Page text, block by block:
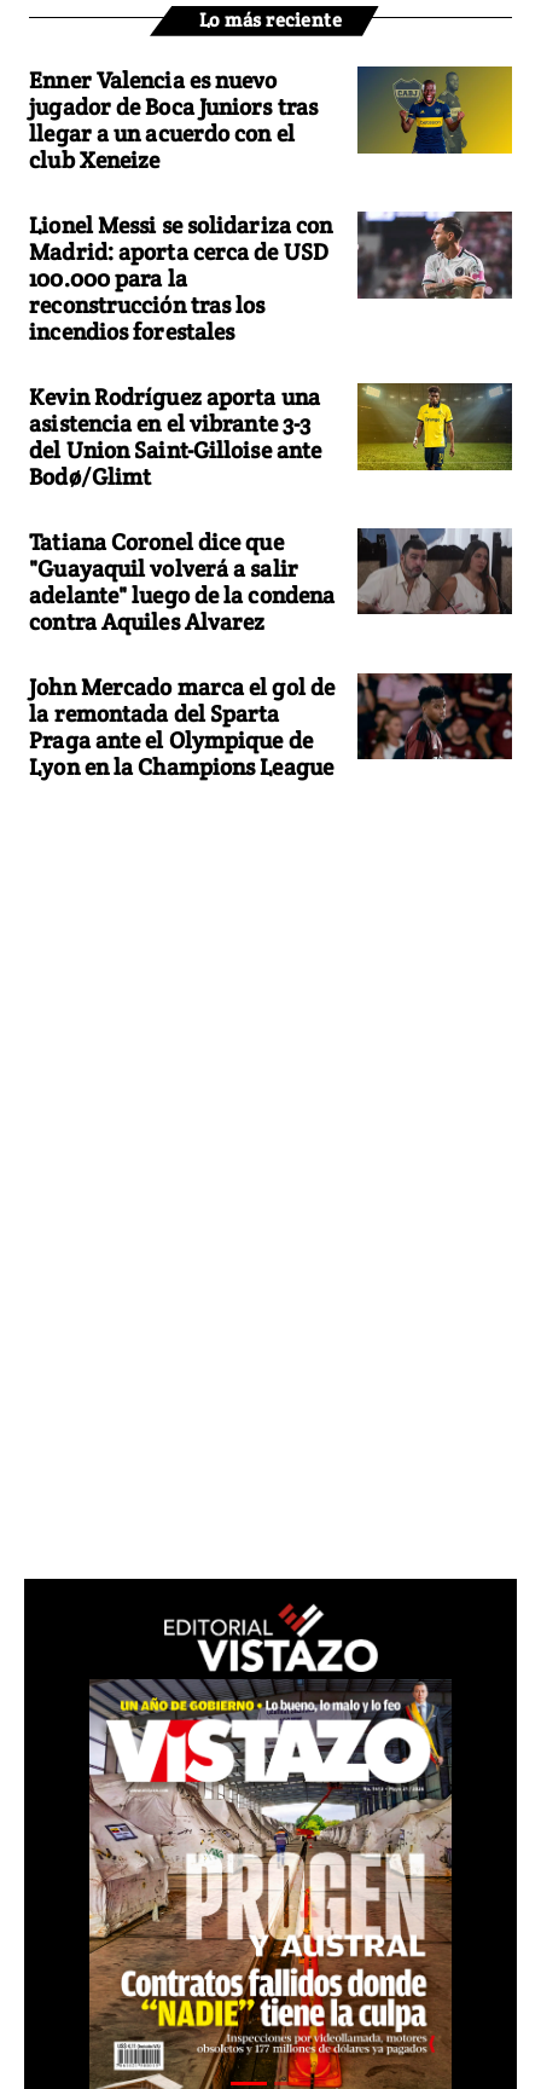
Lo más reciente
Enner Valencia es nuevo
jugador de Boca Juniors tras
llegar a un acuerdo con el
club Xeneize
Lionel Messi se solidariza con
Madrid: aporta cerca de USD
100.000 para la
reconstrucción tras los
incendios forestales
Kevin Rodríguez aporta una
asistencia en el vibrante 3-3
del Union Saint-Gilloise ante
Bodø/Glimt
Tatiana Coronel dice que
"Guayaquil volverá a salir
adelante" luego de la condena
contra Aquiles Alvarez
John Mercado marca el gol de
la remontada del Sparta
Praga ante el Olympique de
Lyon en la Champions League